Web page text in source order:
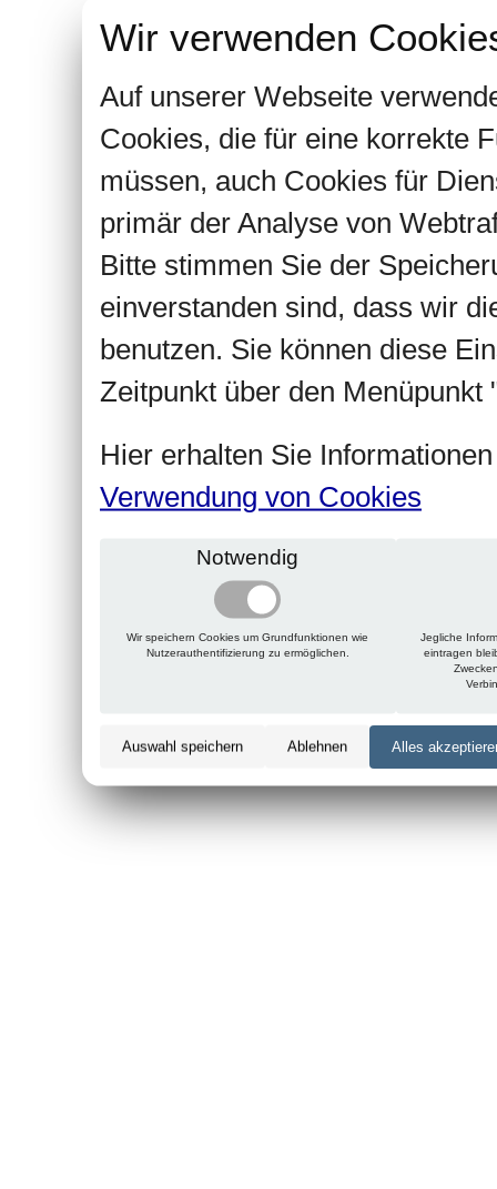
Wir verwenden
Auf unserer Webseite
Cookies, die für eine korrekte
müssen, auch Cookies für
primär der Analyse von
Bitte stimmen Sie der
einverstanden sind, dass wir
benutzen. Sie können diese
Zeitpunkt über den Menüpunkt
Hier erhalten Sie
Verwendung von Cookies
Notwendig
Wir speichern Cookies um Grundfunktionen wie
Nutzerauthentifizierung zu ermöglichen.
Jegliche
eintragen
Auswahl speichern Ablehnen Alles